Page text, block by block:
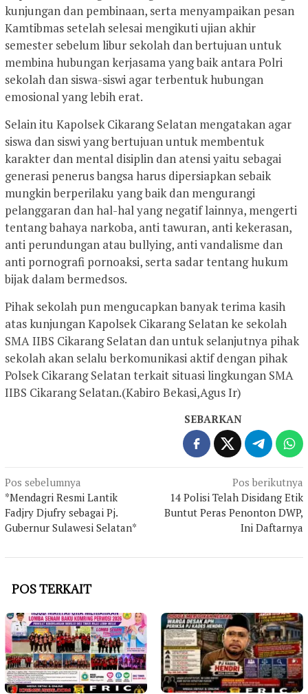
kunjungan dan pembinaan, serta menyampaikan pesan
Kamtibmas setelah selesai mengikuti ujian akhir
semester sebelum libur sekolah dan bertujuan untuk
membina hubungan kerjasama yang baik antara Polri
sekolah dan siswa-siswi agar terbentuk hubungan
emosional yang lebih erat.
Selain itu Kapolsek Cikarang Selatan mengatakan agar
siswa dan siswi yang bertujuan untuk membentuk
karakter dan mental disiplin dan atensi yaitu sebagai
generasi penerus bangsa harus dipersiapkan sebaik
mungkin berperilaku yang baik dan mengurangi
pelanggaran dan hal-hal yang negatif lainnya, mengerti
tentang bahaya narkoba, anti tawuran, anti kekerasan,
anti perundungan atau bullying, anti vandalisme dan
anti pornografi pornoaksi, serta sadar tentang hukum
bijak dalam bermedsos.
Pihak sekolah pun mengucapkan banyak terima kasih
atas kunjungan Kapolsek Cikarang Selatan ke sekolah
SMA IIBS Cikarang Selatan dan untuk selanjutnya pihak
sekolah akan selalu berkomunikasi aktif dengan pihak
Polsek Cikarang Selatan terkait situasi lingkungan SMA
IIBS Cikarang Selatan.(Kabiro Bekasi,Agus Ir)
SEBARKAN
Navigasi
pos
Pos sebelumnya
*Mendagri Resmi Lantik
Fadjry Djufry sebagai Pj.
Gubernur Sulawesi Selatan*
Pos berikutnya
14 Polisi Telah Disidang Etik
Buntut Peras Penonton DWP,
Ini Daftarnya
POS TERKAIT